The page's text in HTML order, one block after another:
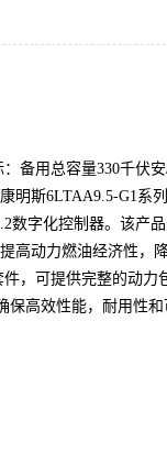
备用总容量330千伏
明斯6LTAA9.5-G1系
数字化控制器。该产
高动力燃油经济性，
，可提供完整的动力
高效性能，耐用性和